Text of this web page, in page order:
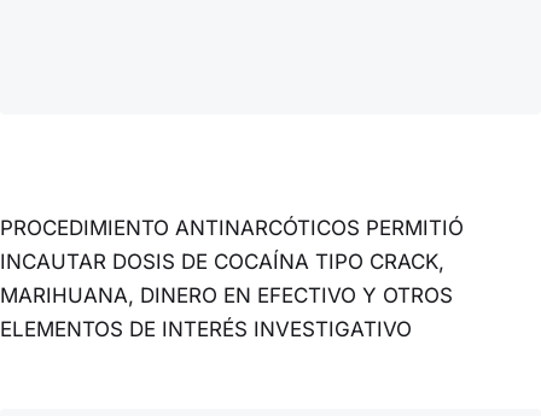
PROCEDIMIENTO ANTINARCÓTICOS PERMITIÓ
INCAUTAR DOSIS DE COCAÍNA TIPO CRACK,
MARIHUANA, DINERO EN EFECTIVO Y OTROS
ELEMENTOS DE INTERÉS INVESTIGATIVO